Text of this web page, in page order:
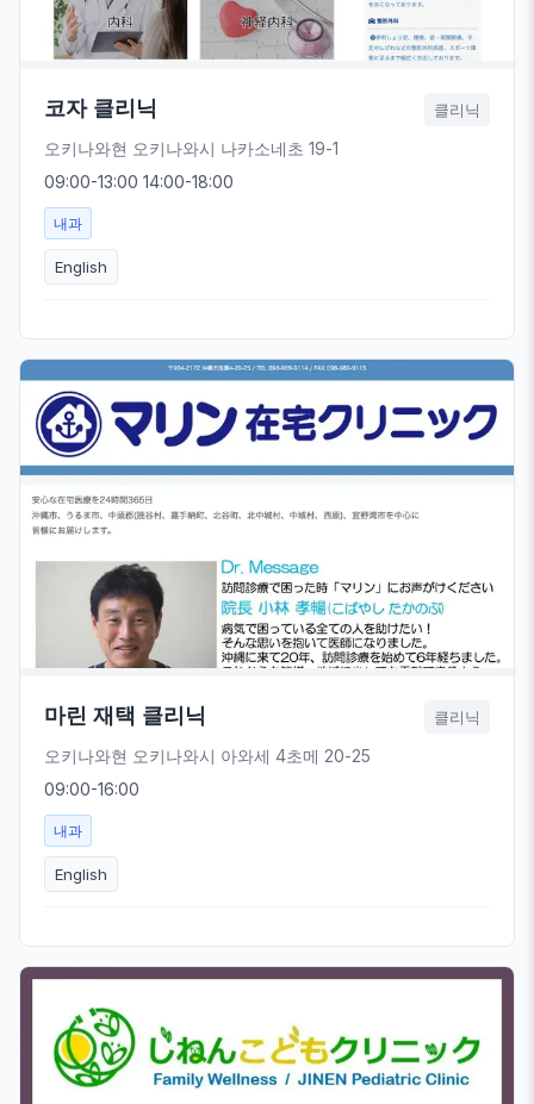
코자 클리닉 클리닉
오키나와현 오키나와시 나카소네초 19-1
09:00-13:00 14:00-18:00
내과
English
마린 재택 클리닉 클리닉
오키나와현 오키나와시 아와세 4초메 20-25
09:00-16:00
내과
English